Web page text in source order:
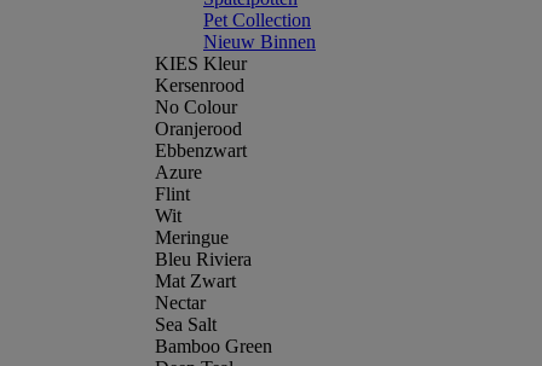
Pet Collection
Nieuw Binnen
KIES Kleur
Kersenrood
No Colour
Oranjerood
Ebbenzwart
Azure
Flint
Wit
Meringue
Bleu Riviera
Mat Zwart
Nectar
Sea Salt
Bamboo Green